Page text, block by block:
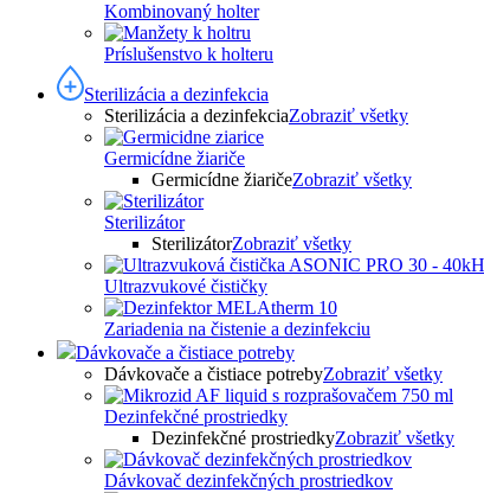
Kombinovaný holter
Príslušenstvo k holteru
Sterilizácia a dezinfekcia
Sterilizácia a dezinfekciaZobraziť všetky
Germicídne žiariče
Germicídne žiaričeZobraziť všetky
Sterilizátor
SterilizátorZobraziť všetky
Ultrazvukové čističky
Zariadenia na čistenie a dezinfekciu
Dávkovače a čistiace potreby
Dávkovače a čistiace potrebyZobraziť všetky
Dezinfekčné prostriedky
Dezinfekčné prostriedkyZobraziť všetky
Dávkovač dezinfekčných prostriedkov